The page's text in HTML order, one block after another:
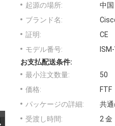
起源の場所:
中国
ブランド名:
証明:
CE
モデル番号:
お支払配送条件:
最小注文数量:
50
価格:
FTF
パッケージの詳細:
共
受渡し時間:
2 金